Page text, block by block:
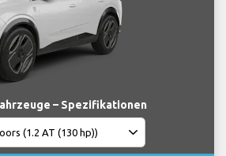
– Spezifikationen